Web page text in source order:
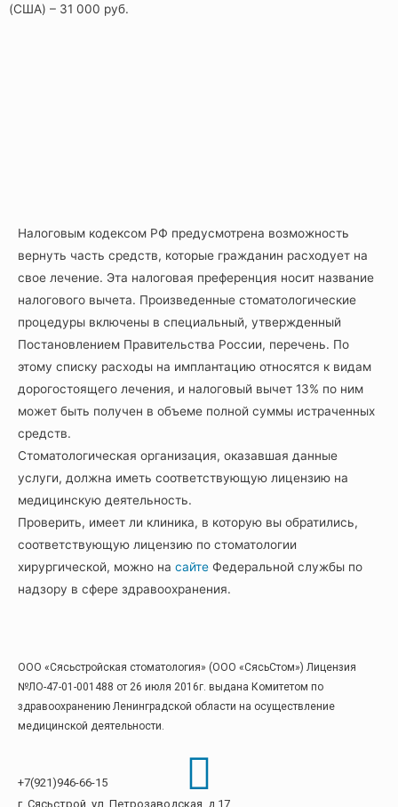
(США) – 31 000 руб.
Налоговым кодексом РФ предусмотрена возможность
вернуть часть средств, которые гражданин расходует на
свое лечение. Эта налоговая преференция носит название
налогового вычета. Произведенные стоматологические
процедуры включены в специальный, утвержденный
Постановлением Правительства России, перечень. По
этому списку расходы на имплантацию относятся к видам
дорогостоящего лечения, и налоговый вычет 13% по ним
может быть получен в объеме полной суммы истраченных
средств.
Стоматологическая организация, оказавшая данные
услуги, должна иметь соответствующую лицензию на
медицинскую деятельность.
Проверить, имеет ли клиника, в которую вы обратились,
соответствующую лицензию по стоматологии
хирургической, можно на сайте Федеральной службы по
надзору в сфере здравоохранения.
ООО «Сясьстройская стоматология» (ООО «СясьСтом») Лицензия
№ЛО-47-01-001488 от 26 июля 2016г. выдана Комитетом по
здравоохранению Ленинградской области на осуществление
медицинской деятельности.
+7(921)946-66-15
г. Сясьстрой, ул. Петрозаводская, д.17